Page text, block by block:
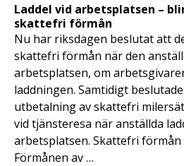
Laddel vid arbetsplatsen –
skattefri förmån
Nu har riksdagen beslutat att
skattefri förmån när den
arbetsplatsen, om
laddningen. Samtidigt
utbetalning av skattefri
vid tjänsteresa när anställda
arbetsplatsen. Skattefri förmån
Förmånen av …